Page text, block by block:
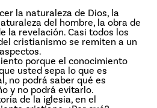
la naturaleza de Dios, la
del hombre, la obra de
la revelación. Casi todos los
cristianismo se remiten a un
porque el conocimiento
usted sepa lo que es
no podrá saber qué es
y no podrá evitarlo.
de la iglesia, en el